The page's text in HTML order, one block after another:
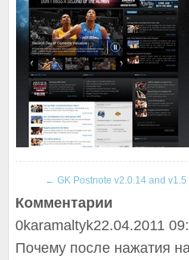
← GK Postnote v2.0.14 and v1.5
Комментарии
0karamaltyk22.04.2011
Почему после нажатия